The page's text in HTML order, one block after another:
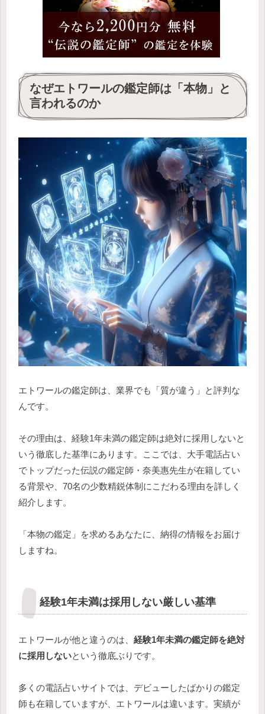
なぜエトワールの鑑定師は「本物」と
言われるのか
エトワールの鑑定師は、業界でも「質が違う」と評判な
んです。
その理由は、経験1年未満の鑑定師は絶対に採用しないと
いう徹底した基準にあります。ここでは、大手電話占い
でトップだった伝説の鑑定師・奈美惠先生が在籍してい
る背景や、70名の少数精鋭体制にこだわる理由を詳しく
紹介します。
「本物の鑑定」を求めるあなたに、納得の情報をお届け
しますね。
経験1年未満は採用しない厳しい基準
エトワールが他と違うのは、 経験1年未満の鑑定師を絶対
に採用しないという徹底ぶりです。
多くの電話占いサイトでは、デビューしたばかりの鑑定
師も在籍していますが、エトワールは違います。実績が